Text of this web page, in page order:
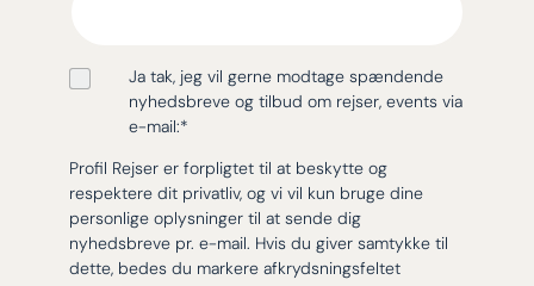
Ja tak, jeg vil gerne modtage spændende
nyhedsbreve og tilbud om rejser, events via
e-mail:*
Profil Rejser er forpligtet til at beskytte og
respektere dit privatliv, og vi vil kun bruge dine
personlige oplysninger til at sende dig
nyhedsbreve pr. e-mail. Hvis du giver samtykke til
dette, bedes du markere afkrydsningsfeltet